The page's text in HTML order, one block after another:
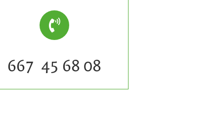
667 45 68 08